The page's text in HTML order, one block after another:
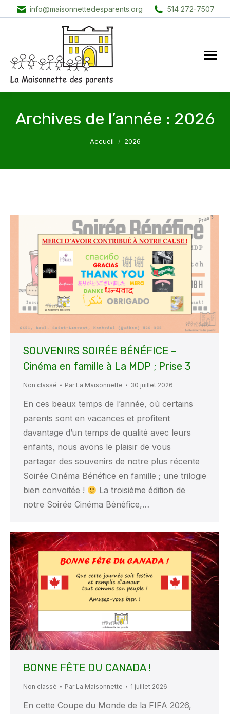
info@maisonnettedesparents.org 514 272-7507
Archives de l’année : 2026
Vous êtes ici :
Accueil 2026
SOUVENIRS SOIRÉE BÉNÉFICE –
Cinéma en famille à La MDP ; Prise 3
Non classé Par La Maisonnette 30 juillet 2026
En ces beaux temps de l’année, où certains
parents sont en vacances et profitent
davantage d’un temps de qualité avec leurs
enfants, nous avons le plaisir de vous
partager des souvenirs de notre plus récente
Soirée Cinéma Bénéfice en famille ; une trilogie
bien convoitée !
La troisième édition de
notre Soirée Cinéma Bénéfice,…
BONNE FÊTE DU CANADA !
Non classé Par La Maisonnette 1 juillet 2026
En cette Coupe du Monde de la FIFA 2026,